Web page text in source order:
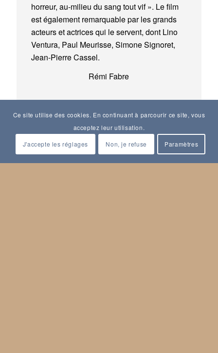
horreur, au-milieu du sang tout vif ». Le film
est également remarquable par les grands
acteurs et actrices qui le servent, dont Lino
Ventura, Paul Meurisse, Simone Signoret,
Jean-Pierre Cassel.
Rémi Fabre
Ce site utilise des cookies. En continuant à parcourir ce site, vous
acceptez leur utilisation.
J'accepte les réglages Non, je refuse Paramètres